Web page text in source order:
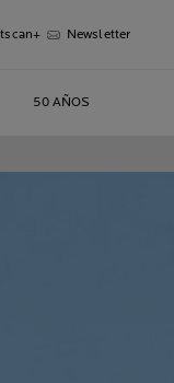
Newsletter
50 AÑOS